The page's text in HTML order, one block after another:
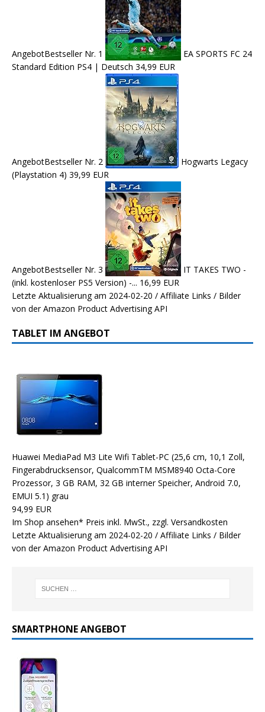
AngebotBestseller Nr. 1
EA SPORTS FC 24
Standard Edition PS4 | Deutsch 34,99 EUR
AngebotBestseller Nr. 2
Hogwarts Legacy
(Playstation 4) 39,99 EUR
AngebotBestseller Nr. 3
IT TAKES TWO -
(inkl. kostenloser PS5 Version) -... 16,99 EUR
Letzte Aktualisierung am 2024-02-20 / Affiliate Links / Bilder
von der Amazon Product Advertising API
TABLET IM ANGEBOT
Huawei MediaPad M3 Lite Wifi Tablet-PC (25,6 cm, 10,1 Zoll,
Fingerabdrucksensor, QualcommTM MSM8940 Octa-Core
Prozessor, 3 GB RAM, 32 GB interner Speicher, Android 7.0,
EMUI 5.1) grau
94,99 EUR
Im Shop ansehen* Preis inkl. MwSt., zzgl. Versandkosten
Letzte Aktualisierung am 2024-02-20 / Affiliate Links / Bilder
von der Amazon Product Advertising API
SMARTPHONE ANGEBOT